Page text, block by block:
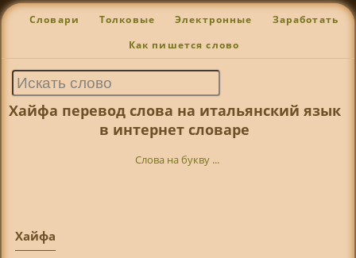
Словари Толковые Электронные Заработать
Как пишется слово
Хайфа перевод слова на итальянский язык
в интернет словаре
Слова на букву ...
Хайфа